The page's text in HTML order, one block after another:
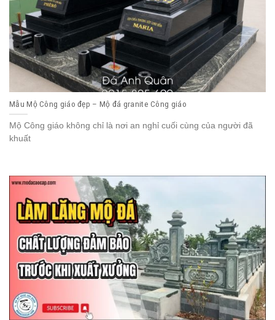
Mẫu Mộ Công giáo đẹp – Mộ đá granite Công giáo
Mộ Công giáo không chỉ là nơi an nghỉ cuối cùng của người đã
khuất